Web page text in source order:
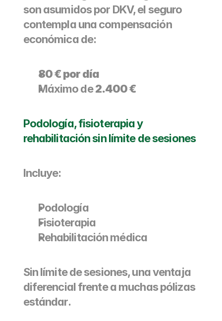
son asumidos por DKV, el seguro
contempla una compensación
económica de:
80 € por día
Máximo de 2.400 €
Podología, fisioterapia y
rehabilitación sin límite de sesiones
Incluye:
Podología
Fisioterapia
Rehabilitación médica
Sin límite de sesiones, una ventaja
diferencial frente a muchas pólizas
estándar.